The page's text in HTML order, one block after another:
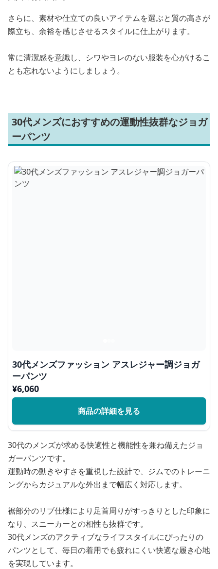
さらに、素材や仕立ての良いアイテムを選ぶと質の高さが
際立ち、余裕を感じさせるスタイルに仕上がります。
常に清潔感を意識し、シワやヨレのない服装を心がけるこ
とも忘れないようにしましょう。
30代メンズにおすすめの運動性抜群なジョガ
ーパンツ
30代メンズファッション アスレジャー調ジョガ
ーパンツ
¥6,060
商品の詳細を見る
30代のメンズが求める快適性と機能性を兼ね備えたジョ
ガーパンツです。
運動時の動きやすさを重視した設計で、ジムでのトレーニ
ングからカジュアルな外出まで幅広く対応します。
裾部分のリブ仕様により足首周りがすっきりとした印象に
なり、スニーカーとの相性も抜群です。
30代メンズのアクティブなライフスタイルにぴったりの
パンツとして、毎日の着用でも疲れにくい快適な履き心地
を実現しています。